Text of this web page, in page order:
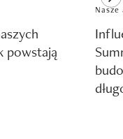
powstają